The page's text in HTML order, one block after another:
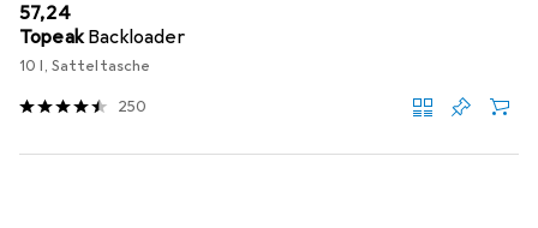
EUR
57,24
Topeak Backloader
10 l, Satteltasche
250